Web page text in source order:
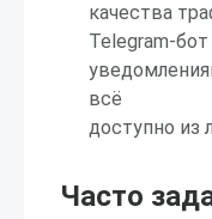
качества
Telegram-
всё
доступно из
Часто